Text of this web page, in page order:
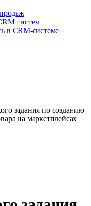
систем
в CRM-системе
задания по созданию
на маркетплейсах